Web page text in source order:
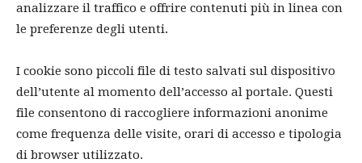
analizzare il traffico e offrire contenuti più in linea con
le preferenze degli utenti.
I cookie sono piccoli file di testo salvati sul dispositivo
dell’utente al momento dell’accesso al portale. Questi
file consentono di raccogliere informazioni anonime
come frequenza delle visite, orari di accesso e tipologia
di browser utilizzato.